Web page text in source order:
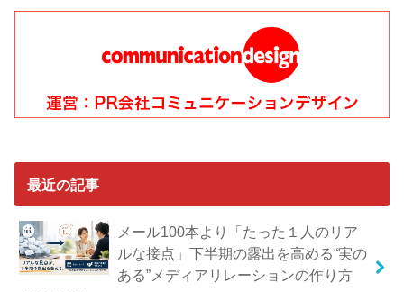
最近の記事
メール100本より「たった１人のリア
ルな接点」下半期の露出を高める“実の
ある”メディアリレーションの作り方